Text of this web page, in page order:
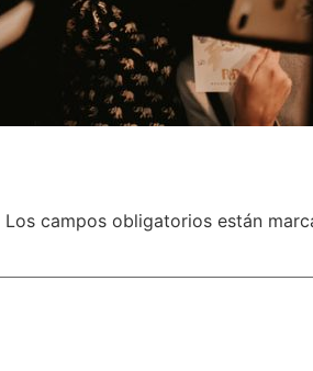
Los campos obligatorios están